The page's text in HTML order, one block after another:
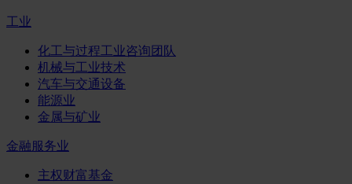
工业
化工与过程工业咨询团队
机械与工业技术
汽车与交通设备
能源业
金属与矿业
金融服务业
主权财富基金